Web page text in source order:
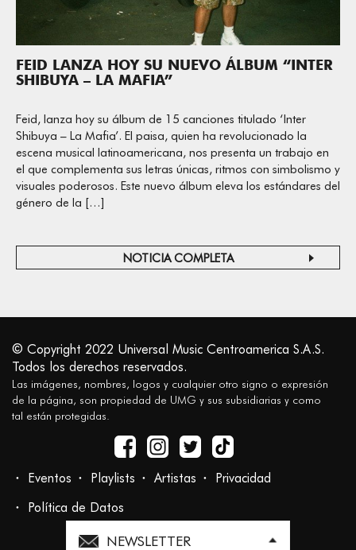
FEID LANZA HOY SU NUEVO ÁLBUM “INTER
SHIBUYA – LA MAFIA”
Feid, lanza hoy su álbum de 15 canciones titulado ‘Inter
Shibuya – La Mafia’. El paisa, quien ha revolucionado la
escena musical latinoamericana, nos presenta un trabajo en
el que complementa sus letras únicas, ritmos con simbolismo y
visuales poderosos. Este nuevo álbum eleva los estándares del
género de la […]
NOTICIA COMPLETA
NEWSLETTER
© Copyright 2022 Universal Music Centroamerica S.A.S.
Todos los derechos reservados.
Las imágenes, nombres, logos y cualquier otro signo o expresión
de la página, son propiedad de UMG y sus subsidiarias y como
tal están protegidas.
Eventos Playlists Artistas
Privacidad
Política de Datos